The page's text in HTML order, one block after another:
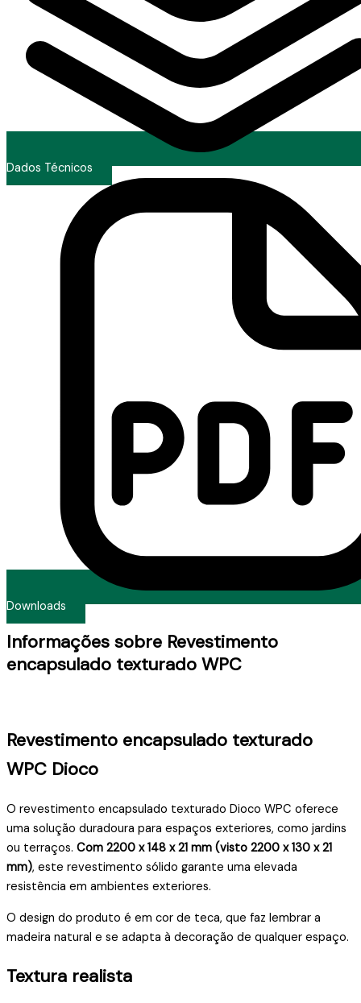
Dados Técnicos
Downloads
Informações sobre Revestimento
encapsulado texturado WPC
Revestimento encapsulado texturado
WPC Dioco
O revestimento encapsulado texturado Dioco WPC oferece
uma solução duradoura para espaços exteriores, como jardins
ou terraços. Com 2200 x 148 x 21 mm (visto 2200 x 130 x 21
mm), este revestimento sólido garante uma elevada
resistência em ambientes exteriores.
O design do produto é em cor de teca, que faz lembrar a
madeira natural e se adapta à decoração de qualquer espaço.
Textura realista